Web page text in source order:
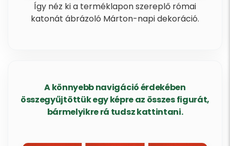
Így néz ki a terméklapon szereplő római
katonát ábrázoló Márton-napi dekoráció.
A könnyebb navigáció érdekében
összegyűjtöttük egy képre az összes figurát,
bármelyikre rá tudsz kattintani.